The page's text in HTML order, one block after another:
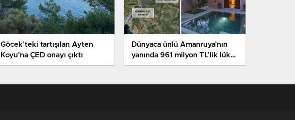
Göcek’teki tartışılan Ayten
Koyu’na ÇED onayı çıktı
Dünyaca ünlü Amanruya’nın
yanında 961 milyon TL’lik lüks
proje